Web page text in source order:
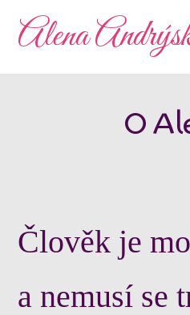
Alena
O
Člověk je
a nemusí se